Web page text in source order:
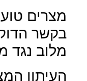
מצרים
בקשר
מלוב נגד
העיתון